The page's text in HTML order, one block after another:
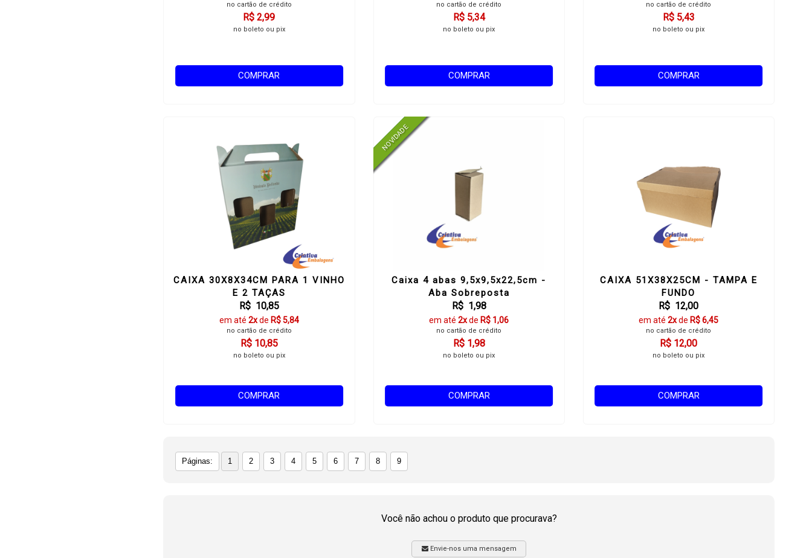
no cartão de crédito
R$ 2,99
no boleto ou pix
COMPRAR
no cartão de crédito
R$ 5,34
no boleto ou pix
COMPRAR
no cartão de crédito
R$ 5,43
no boleto ou pix
COMPRAR
CAIXA 30X8X34CM PARA 1 VINHO
E 2 TAÇAS
R$ 10,85
em até 2xde R$ 5,84
no cartão de crédito
R$ 10,85
no boleto ou pix
COMPRAR
Caixa 4 abas 9,5x9,5x22,5cm -
Aba Sobreposta
R$ 1,98
em até2xde R$ 1,06
no cartão de crédito
R$ 1,98
no boleto ou pix
COMPRAR
CAIXA 51X38X25CM - TAMPA E
FUNDO
R$ 12,00
em até2xde R$ 6,45
no cartão de crédito
R$ 12,00
no boleto ou pix
COMPRAR
Páginas: 1 2 3 4 5 6 7 8 9
Você não achou o produto que procurava?
Envie-nos uma mensagem